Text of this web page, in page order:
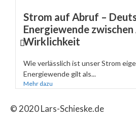
Strom auf Abruf –
Energiewende
Wirklichkeit
Wie verlässlich ist unser Strom
Energiewende gilt als...
Mehr dazu
© 2020 Lars-Schieske.de